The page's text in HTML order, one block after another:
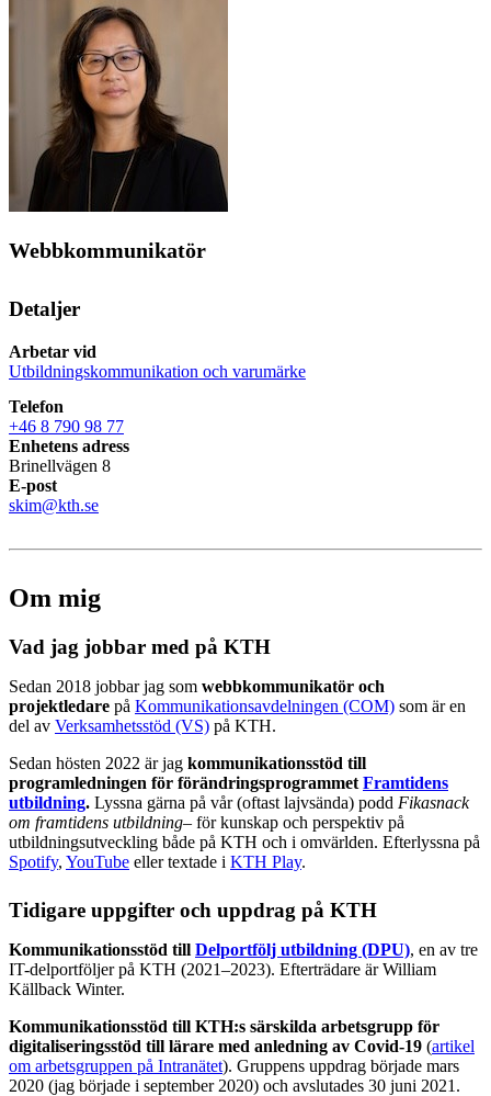
Webbkommunikatör
Detaljer
Arbetar vid
Utbildningskommunikation och varumärke
Telefon
+46 8 790 98 77
Enhetens adress
Brinellvägen 8
E-post
skim@kth.se
Om mig
Vad jag jobbar med på KTH
Sedan 2018 jobbar jag som webbkommunikatör och
projektledare på Kommunikationsavdelningen (COM) som är en
del av Verksamhetsstöd (VS) på KTH.
Sedan hösten 2022 är jag kommunikationsstöd till
programledningen för förändringsprogrammet Framtidens
utbildning. Lyssna gärna på vår (oftast lajvsända) podd Fikasnack
om framtidens utbildning– för kunskap och perspektiv på
utbildningsutveckling både på KTH och i omvärlden. Efterlyssna på
Spotify, YouTube eller textade i KTH Play.
Tidigare uppgifter och uppdrag på KTH
Kommunikationsstöd till Delportfölj utbildning (DPU), en av tre
IT-delportföljer på KTH (2021–2023). Efterträdare är William
Källback Winter.
Kommunikationsstöd till KTH:s särskilda arbetsgrupp för
digitaliseringsstöd till lärare med anledning av Covid-19 (artikel
om arbetsgruppen på Intranätet). Gruppens uppdrag började mars
2020 (jag började i september 2020) och avslutades 30 juni 2021.